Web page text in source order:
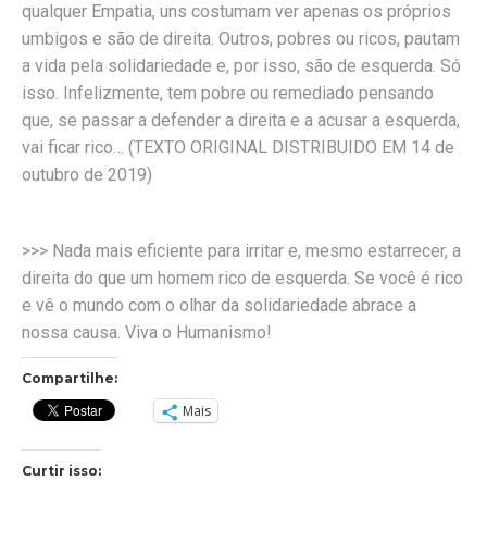
qualquer Empatia, uns costumam ver apenas os próprios
umbigos e são de direita. Outros, pobres ou ricos, pautam
a vida pela solidariedade e, por isso, são de esquerda. Só
isso. Infelizmente, tem pobre ou remediado pensando
que, se passar a defender a direita e a acusar a esquerda,
vai ficar rico… (TEXTO ORIGINAL DISTRIBUIDO EM 14 de
outubro de 2019)
>>> Nada mais eficiente para irritar e, mesmo estarrecer, a
direita do que um homem rico de esquerda. Se você é rico
e vê o mundo com o olhar da solidariedade abrace a
nossa causa. Viva o Humanismo!
Compartilhe:
Mais
Curtir isso: